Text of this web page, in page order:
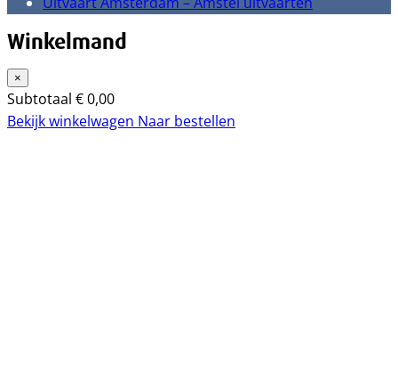
Winkelmand
×
Subtotaal €0,00
Bekijk winkelwagen Naar bestellen